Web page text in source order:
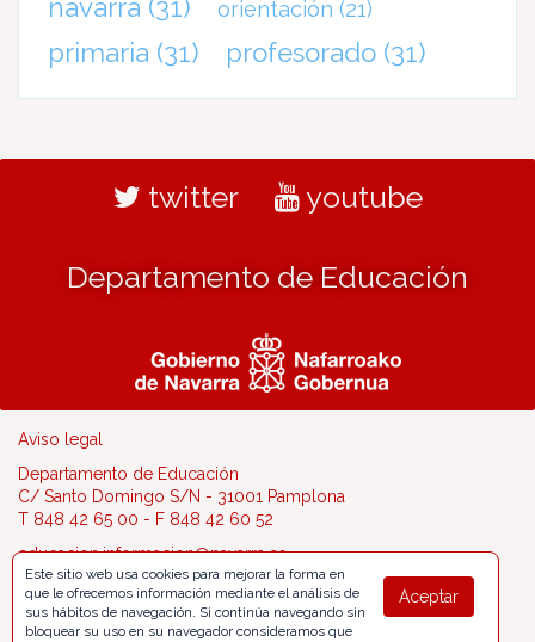
navarra (31) orientación (21)
primaria (31) profesorado (31)
twitter youtube
Departamento de Educación
Aviso legal
Departamento de Educación
C/ Santo Domingo S/N - 31001 Pamplona
T 848 42 65 00 - F 848 42 60 52
educacion.informacion@navarra.es
Aceptar
Este sitio web usa cookies para mejorar la forma en
que le ofrecemos información mediante el análisis de
sus hábitos de navegación. Si continúa navegando sin
bloquear su uso en su navegador consideramos que